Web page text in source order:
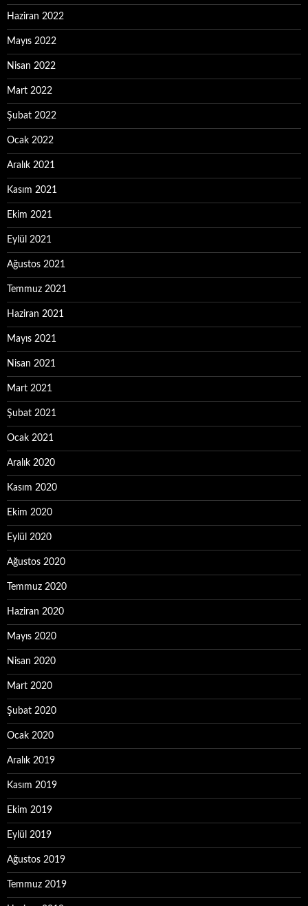
Haziran 2022
Mayıs 2022
Nisan 2022
Mart 2022
Şubat 2022
Ocak 2022
Aralık 2021
Kasım 2021
Ekim 2021
Eylül 2021
Ağustos 2021
Temmuz 2021
Haziran 2021
Mayıs 2021
Nisan 2021
Mart 2021
Şubat 2021
Ocak 2021
Aralık 2020
Kasım 2020
Ekim 2020
Eylül 2020
Ağustos 2020
Temmuz 2020
Haziran 2020
Mayıs 2020
Nisan 2020
Mart 2020
Şubat 2020
Ocak 2020
Aralık 2019
Kasım 2019
Ekim 2019
Eylül 2019
Ağustos 2019
Temmuz 2019